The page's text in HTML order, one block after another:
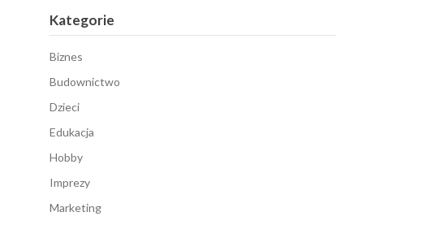
Kategorie
Biznes
Budownictwo
Dzieci
Edukacja
Hobby
Imprezy
Marketing